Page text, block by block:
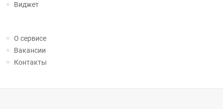
Виджет
О сервисе
Вакансии
Контакты